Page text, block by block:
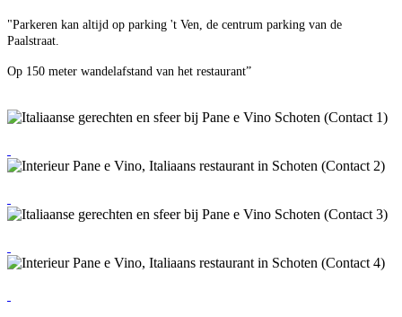
"Parkeren kan altijd op parking 't Ven, de centrum parking van de
Paalstraat.
Op 150 meter wandelafstand van het restaurant”